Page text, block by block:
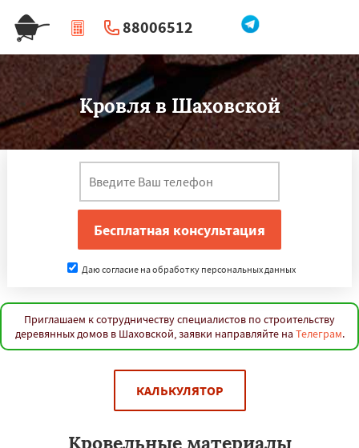
88006512
| Перезвоните мне
Кровля в Шаховской
Даю согласие на обработку персональных данных
Приглашаем к сотрудничеству специалистов по строительству
деревянных домов в Шаховской, заявки направляйте на Телеграм.
КАЛЬКУЛЯТОР
Кровельные материалы